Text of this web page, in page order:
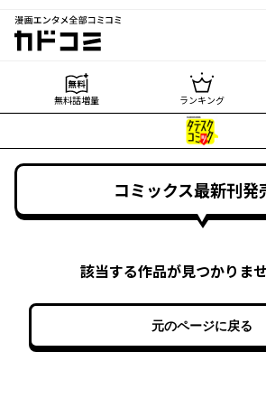
漫画エンタメ全部コミコミ
カドコミ
無料話増量 ランキング
コミックス最新刊発
該当する作品が見つかりま
元のページに戻る